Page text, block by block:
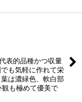
表的品種かつ収量
も気軽に作れて栄
は濃緑色、軟白部
も極めて優美で